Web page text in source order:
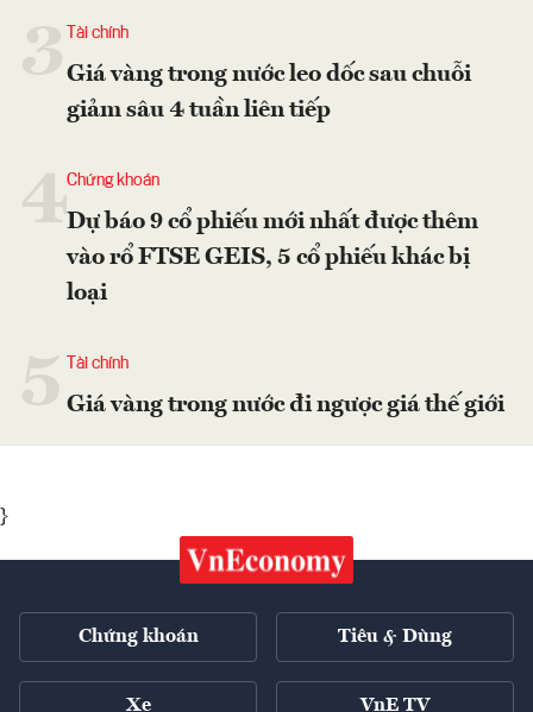
Tài chính
Giá vàng trong nước leo dốc sau chuỗi
giảm sâu 4 tuần liên tiếp
4Chứng khoán
Dự báo 9 cổ phiếu mới nhất được thêm
vào rổ FTSE GEIS, 5 cổ phiếu khác bị
loại
Tài chính
Giá vàng trong nước đi ngược giá thế giới
}
Chứng khoán Tiêu & Dùng
Xe VnE TV